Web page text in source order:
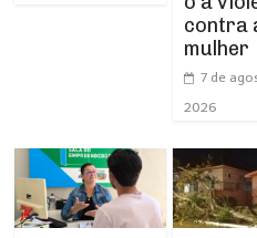
contra
mulher
7 de
2026